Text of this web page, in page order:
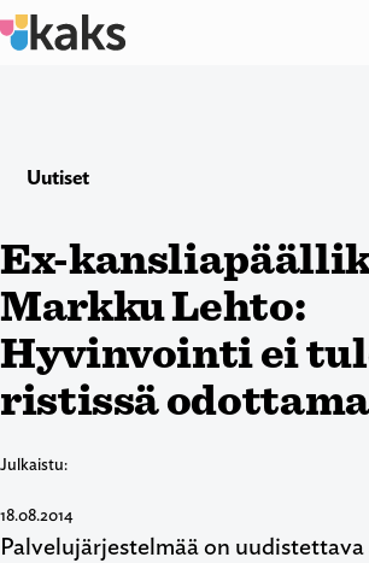
Siirry
sisältöön
Uutiset
Ex-
Markku Lehto:
Hyvinvointi ei
ristissä
Julkaistu:
18.08.2014
Palvelujärjestelmää on uudistettava